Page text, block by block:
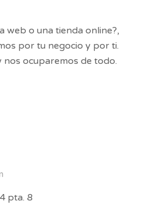
web o una tienda online?,
por tu negocio y por ti.
ocuparemos de todo.
pta. 8